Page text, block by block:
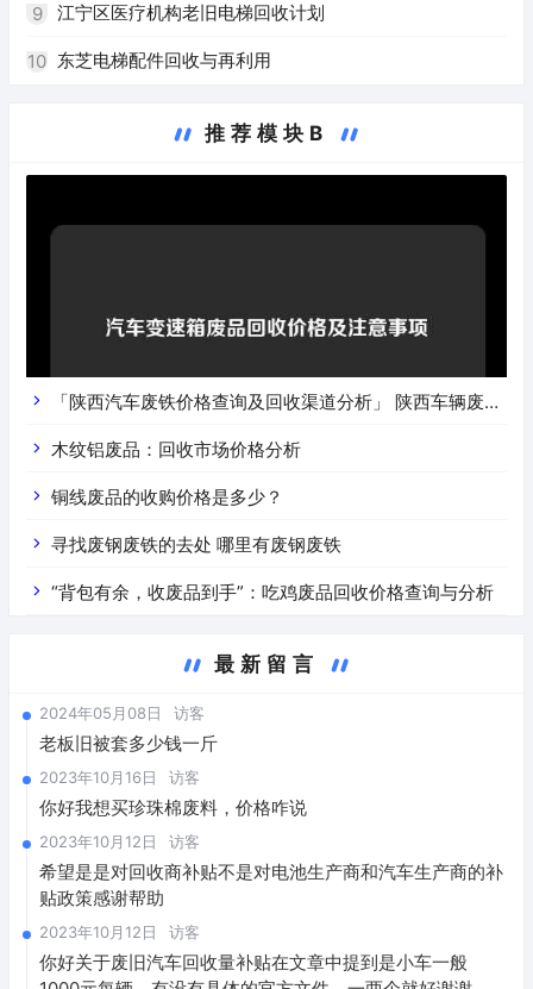
9 江宁区医疗机构老旧电梯回收计划
10 东芝电梯配件回收与再利用
推荐模块B
「陕西汽车废铁价格查询及回收渠道分析」 陕西车辆废铁
价是什么
木纹铝废品：回收市场价格分析
铜线废品的收购价格是多少？
寻找废钢废铁的去处 哪里有废钢废铁
“背包有余，收废品到手”：吃鸡废品回收价格查询与分析
最新留言
2024年05月08日 访客
老板旧被套多少钱一斤
2023年10月16日 访客
你好我想买珍珠棉废料，价格咋说
2023年10月12日 访客
希望是是对回收商补贴不是对电池生产商和汽车生产商的补
贴政策感谢帮助
2023年10月12日 访客
你好关于废旧汽车回收量补贴在文章中提到是小车一般